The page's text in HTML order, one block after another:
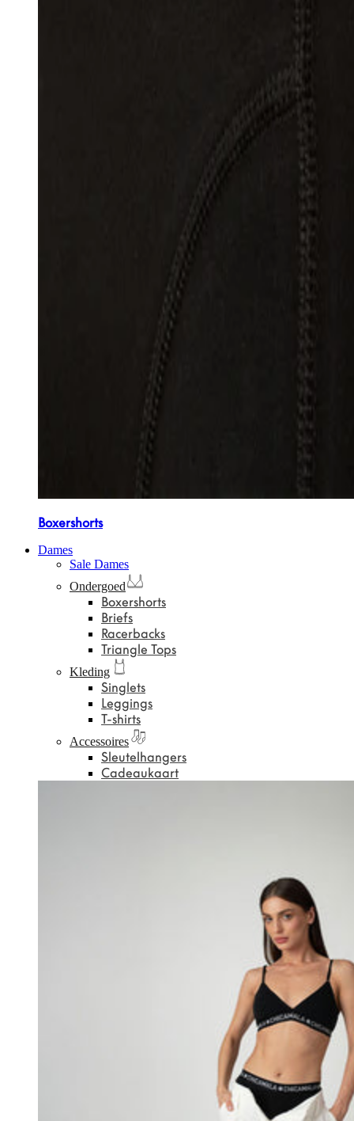
Boxershorts
Dames
Sale Dames
Ondergoed
Boxershorts
Briefs
Racerbacks
Triangle Tops
Kleding
Singlets
Leggings
T-shirts
Accessoires
Sleutelhangers
Cadeaukaart